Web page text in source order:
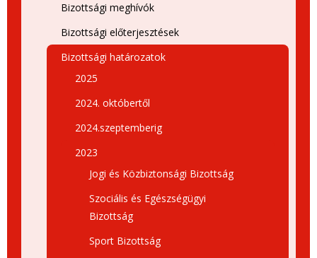
Bizottsági meghívók
Bizottsági előterjesztések
Bizottsági határozatok
2025
2024. októbertől
2024.szeptemberig
2023
Jogi és Közbiztonsági Bizottság
Szociális és Egészségügyi
Bizottság
Sport Bizottság